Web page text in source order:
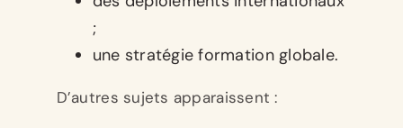
;
une stratégie formation globale.
D’autres sujets apparaissent :